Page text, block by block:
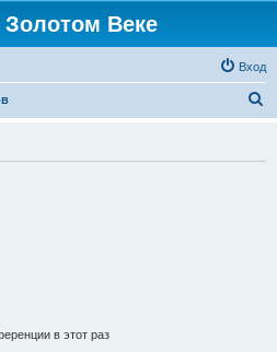
Золотом Веке
Вход
в этот раз